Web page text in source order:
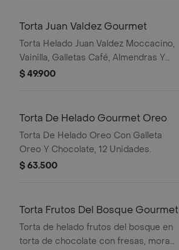
Torta Juan Valdez Gourmet
Torta Helado Juan Valdez Moccacino,
Vainilla, Galletas Café, Almendras Y
Salsa Chocolate, 8 Unidades.
$ 49.900
Torta De Helado Gourmet Oreo
Torta De Helado Oreo Con Galleta
Oreo Y Chocolate, 12 Unidades.
$ 63.500
Torta Frutos Del Bosque Gourmet
Torta de helado frutos del bosque en
torta de chocolate con fresas, moras